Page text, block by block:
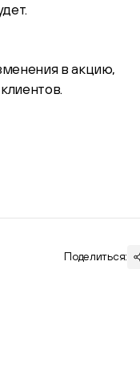
в акцию,
Поделиться: